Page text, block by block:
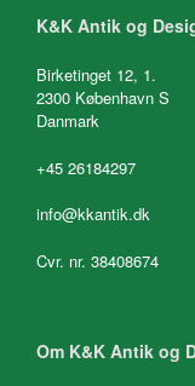
K&K Antik og
Birketinget 12, 1.
2300 København S
Danmark
+45 26184297
info@kkantik.dk
Cvr. nr. 38408674
Om K&K Antik og